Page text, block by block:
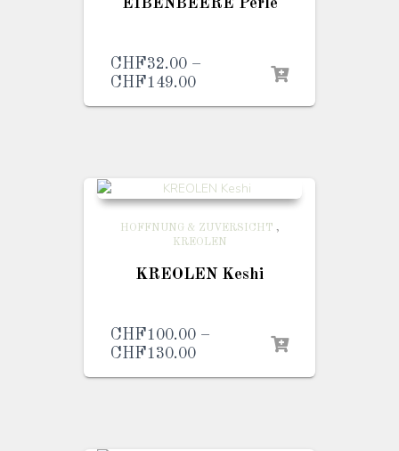
EIBENBEERE Perle
CHF32.00 –
CHF149.00 Preisspanne:
HOFFNUNG & ZUVERSICHT ,
KREOLEN
KREOLEN Keshi
CHF100.00 –
CHF130.00 Preisspanne: